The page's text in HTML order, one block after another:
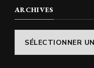
ARCHIVES
Archives